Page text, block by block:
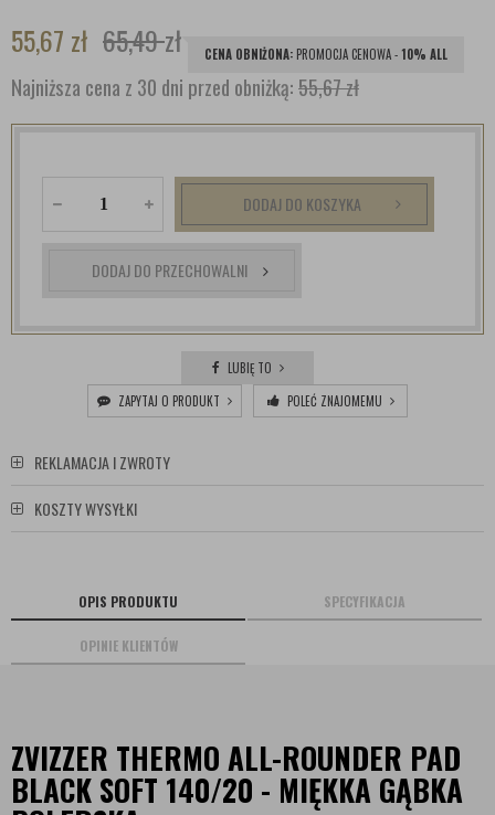
55,67 zł 65,49zł CENA OBNIŻONA: PROMOCJA CENOWA -10% ALL
Najniższa cena z 30 dni przed obniżką:55,67 zł
DODAJ DO KOSZYKA
DODAJ DO PRZECHOWALNI
LUBIĘ TO
ZAPYTAJ O PRODUKT
POLEĆ ZNAJOMEMU
REKLAMACJA I ZWROTY
KOSZTY WYSYŁKI
OPIS PRODUKTU SPECYFIKACJA
OPINIE KLIENTÓW
ZVIZZER THERMO ALL-ROUNDER PAD
BLACK SOFT 140/20 - MIĘKKA GĄBKA